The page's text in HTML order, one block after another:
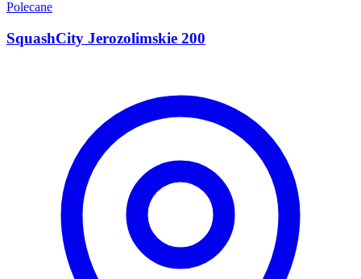
Polecane
SquashCity Jerozolimskie 200